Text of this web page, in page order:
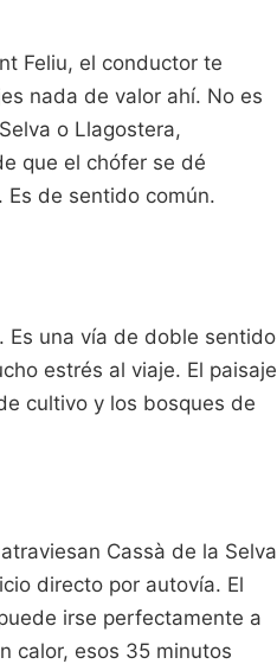
Feliu, el conductor te
nada de valor ahí. No es
o Llagostera,
que el chófer se dé
de sentido común.
Es una vía de doble sentido
estrés al viaje. El paisaje
cultivo y los bosques de
Cassà de la Selva
directo por autovía. El
irse perfectamente a
calor, esos 35 minutos